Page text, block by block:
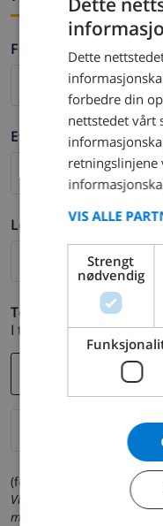
Fornavn *
Etternavn *
Logg ut *
Telefon *
I tilfelle din e-
(felter merket med * må
Vi respekterer ditt
med andre.
Dette
forbedre din
nettstedet vårt
retningslinjene
VIS ALLE
Strengt
nødvendig